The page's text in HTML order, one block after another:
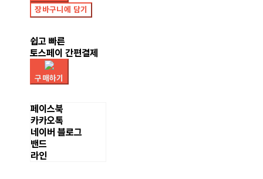
장바구니에 담기
쉽고 빠른
토스페이 간편결제
구매하기
페이스북
카카오톡
네이버 블로그
밴드
라인